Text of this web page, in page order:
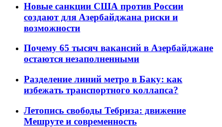
Новые санкции США против России
создают для Азербайджана риски и
возможности
Почему 65 тысяч вакансий в Азербайджане
остаются незаполненными
Разделение линий метро в Баку: как
избежать транспортного коллапса?
Летопись свободы Тебриза: движение
Мешруте и современность